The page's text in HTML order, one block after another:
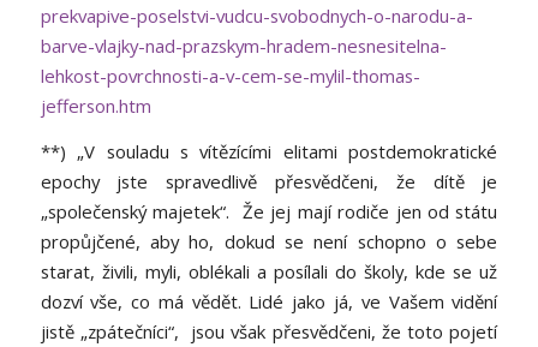
prekvapive-poselstvi-vudcu-svobodnych-o-narodu-a-
barve-vlajky-nad-prazskym-hradem-nesnesitelna-
lehkost-povrchnosti-a-v-cem-se-mylil-thomas-
jefferson.htm
**) „V souladu s vítězícími elitami postdemokratické
epochy jste spravedlivě přesvědčeni, že dítě je
„společenský majetek“. Že jej mají rodiče jen od státu
propůjčené, aby ho, dokud se není schopno o sebe
starat, živili, myli, oblékali a posílali do školy, kde se už
dozví vše, co má vědět. Lidé jako já, ve Vašem vidění
jistě „zpátečníci“, jsou však přesvědčeni, že toto pojetí